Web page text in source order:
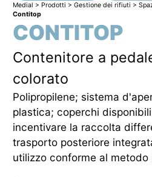
Medial > Prodotti > Gestione dei rifiuti >
Contitop
CONTITOP
Contenitore a
colorato
Polipropilene; sistema
plastica; coperchi
incentivare la raccolta
trasporto posteriore
utilizzo conforme al metodo